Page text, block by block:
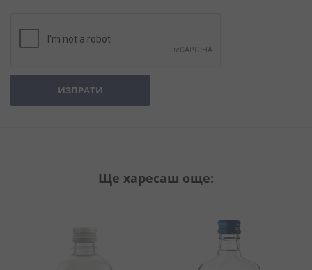
ИЗПРАТИ
Ще харесаш още: